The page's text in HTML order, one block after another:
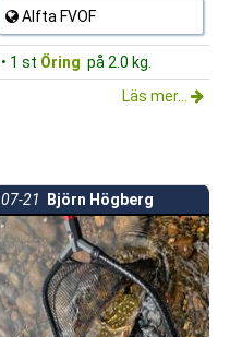
Alfta FVOF
• 1 st Öring på 2.0 kg.
Läs mer...
07-21 Björn Högberg